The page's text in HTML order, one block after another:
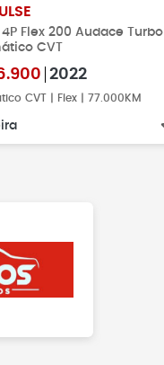
4P Flex 200 Audace Turbo
CVT
2022
CVT | Flex | 77.000KM